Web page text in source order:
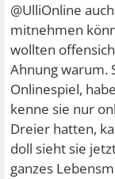
@UlliOnline
mitnehmen
wollten
Ahnung warum.
Onlinespiel,
kenne sie nur
Dreier hatten,
doll sieht sie
ganzes